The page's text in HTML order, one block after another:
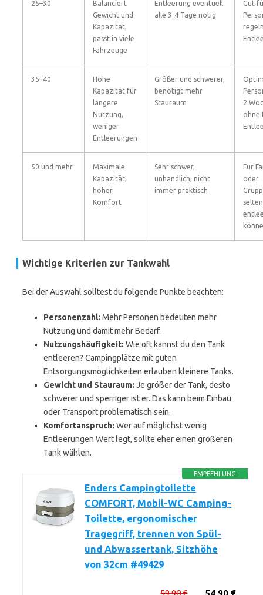
25–30
Balanciert
Gewicht und
Kapazität,
passt in viele
Fahrzeuge
Entleerung eventuell
alle 3-4 Tage nötig
Gut
35–40
Hohe
Kapazität für
längere
Nutzung,
weniger
Entleerungen
Größer und schwerer,
benötigt mehr
Stauraum
2
ohne
50 und mehr
Maximale
Kapazität,
hoher
Komfort
Sehr schwer,
unhandlich, nicht
immer praktisch
Für
oder
selten
Wichtige Kriterien zur Tankwahl
Bei der Auswahl solltest du folgende Punkte beachten:
Personenzahl: Mehr Personen bedeuten mehr
Nutzung und damit mehr Bedarf.
Nutzungshäufigkeit: Wie oft kannst du den Tank
entleeren? Campingplätze mit guten
Entsorgungsmöglichkeiten erlauben kleinere Tanks.
Gewicht und Stauraum: Je größer der Tank, desto
schwerer und sperriger ist er. Das kann beim Einbau
oder Transport problematisch sein.
Komfortanspruch: Wer auf möglichst wenig
Entleerungen Wert legt, sollte eher einen größeren
Tank wählen.
EMPFEHLUNG
Enders Campingtoilette
COMFORT, Mobil-WC Camping-
Toilette, ergonomischer
Tragegriff, trennen von Spül-
und Abwassertank, Sitzhöhe
von 32cm #49429
54,90 €
59,90 €